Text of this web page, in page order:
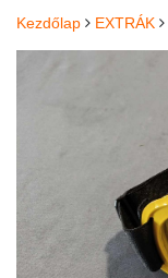
Kezdőlap EXTRÁK